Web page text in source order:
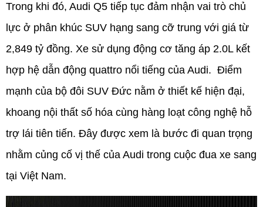
Trong khi đó, Audi Q5 tiếp tục đảm nhận vai trò chủ
lực ở phân khúc SUV hạng sang cỡ trung với giá từ
2,849 tỷ đồng. Xe sử dụng động cơ tăng áp 2.0L kết
hợp hệ dẫn động quattro nổi tiếng của Audi.  Điểm
mạnh của bộ đôi SUV Đức nằm ở thiết kế hiện đại,
khoang nội thất số hóa cùng hàng loạt công nghệ hỗ
trợ lái tiên tiến. Đây được xem là bước đi quan trọng
nhằm củng cố vị thế của Audi trong cuộc đua xe sang
tại Việt Nam.